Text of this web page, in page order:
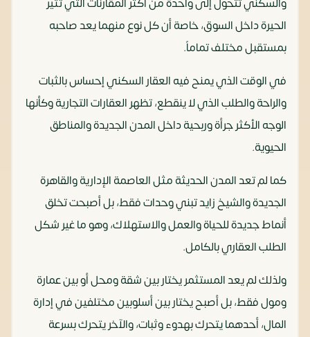
والسكني تتحول إلى واحدة من أكثر المقارنات التي تثير
الحيرة داخل السوق، خاصة أن كل نوع منهما يعد صاحبه
بمستقبل مختلف تماماً.
في الوقت الذي يمنح فيه العقار السكني إحساس بالثبات
والراحة والطلب الذي لا ينقطع، تظهر العقارات التجارية وكأنها
الوجه الأكثر جرأة وربحية داخل المدن الجديدة والمناطق
الحيوية.
كما لم تعد المدن الحديثة مثل العاصمة الإدارية والقاهرة
الجديدة والشيخ زايد تبني وحدات فقط، بل أصبحت تخلق
أنماط جديدة للحياة والعمل والاستهلاك، وهو ما غير شكل
الطلب العقاري بالكامل.
ولذلك لم يعد المستثمر يختار بين شقة ومحل أو بين عمارة
ومول فقط، بل أصبح يختار بين أسلوبين مختلفين في إدارة
المال، أحدهما يتحرك بهدوء وثبات، والآخر يتحرك بسرعة